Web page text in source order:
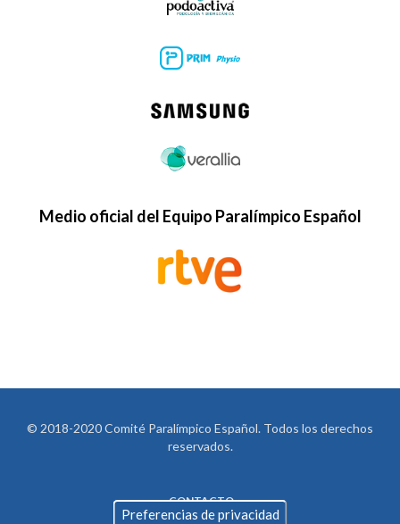
Medio oficial del Equipo Paralímpico Español
© 2018-2020 Comité Paralímpico Español. Todos los derechos
reservados.
CONTACTO
Preferencias de privacidad